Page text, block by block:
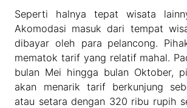
Seperti halnya tepat wisata
Akomodasi masuk dari tempat
dibayar oleh para pelancong.
mematok tarif yang relatif mahal.
bulan Mei hingga bulan Oktober,
akan menarik tarif berkunjung
atau setara dengan 320 ribu rupih